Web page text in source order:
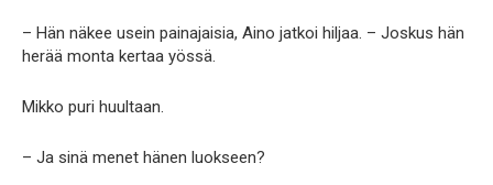
– Hän näkee usein painajaisia, Aino jatkoi hiljaa. – Joskus hän
herää monta kertaa yössä.
Mikko puri huultaan.
– Ja sinä menet hänen luokseen?